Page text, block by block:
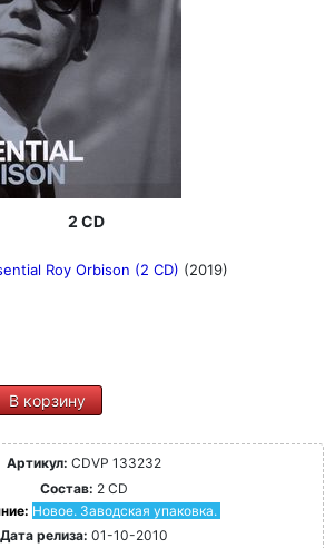
2 CD
Roy Orbison (2 CD) (2019)
В корзину
Артикул: CDVP 133232
Состав: 2 CD
Новое. Заводская упаковка.
Дата релиза: 01-10-2010